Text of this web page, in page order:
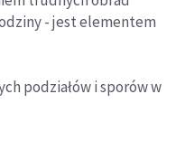
- jest elementem
podziałów i sporów w